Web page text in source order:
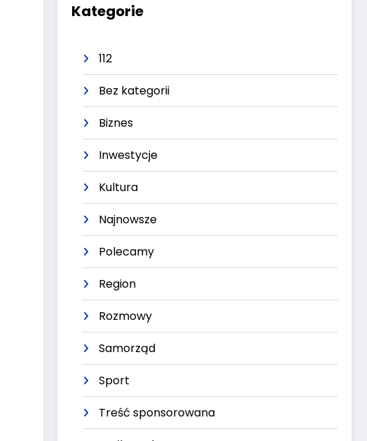
Kategorie
112
Bez kategorii
Biznes
Inwestycje
Kultura
Najnowsze
Polecamy
Region
Rozmowy
Samorząd
Sport
Treść sponsorowana